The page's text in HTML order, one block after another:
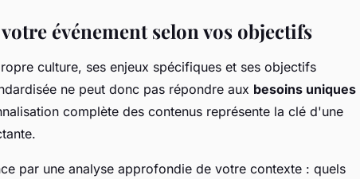
événement selon vos objectifs
culture, ses enjeux spécifiques et ses objectifs
ne peut donc pas répondre aux besoins uniques
complète des contenus représente la clé d'une
par une analyse approfondie de votre contexte : quels